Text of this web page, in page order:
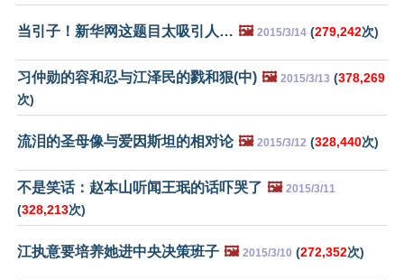
当引子！新华网这题目太吸引人… 🖼️ 2015/3/14 (279,242次)
习仲勋的容和忍与江泽民的戮和狠(中) 🖼️ 2015/3/13 (378,269
次)
流泪的圣母像与爱因斯坦的相对论 🖼️ 2015/3/12 (328,440次)
不是笑话：赵本山听闻王珉的话吓哭了 🖼️ 2015/3/11
(328,213次)
江执意要培养她进中央决策班子 🖼️ 2015/3/10 (272,352次)